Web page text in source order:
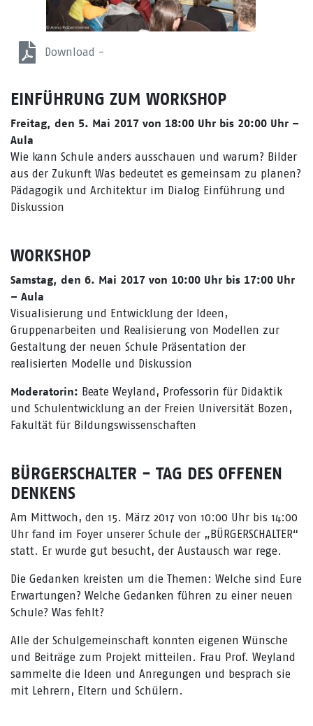
Download -
EINFÜHRUNG ZUM WORKSHOP
Freitag, den 5. Mai 2017 von 18:00 Uhr bis 20:00 Uhr –
Aula
Wie kann Schule anders ausschauen und warum? Bilder
aus der Zukunft Was bedeutet es gemeinsam zu planen?
Pädagogik und Architektur im Dialog Einführung und
Diskussion
WORKSHOP
Samstag, den 6. Mai 2017 von 10:00 Uhr bis 17:00 Uhr
– Aula
Visualisierung und Entwicklung der Ideen,
Gruppenarbeiten und Realisierung von Modellen zur
Gestaltung der neuen Schule Präsentation der
realisierten Modelle und Diskussion
Moderatorin: Beate Weyland, Professorin für Didaktik
und Schulentwicklung an der Freien Universität Bozen,
Fakultät für Bildungswissenschaften
BÜRGERSCHALTER - TAG DES OFFENEN
DENKENS
Am Mittwoch, den 15. März 2017 von 10:00 Uhr bis 14:00
Uhr fand im Foyer unserer Schule der „BÜRGERSCHALTER“
statt. Er wurde gut besucht, der Austausch war rege.
Die Gedanken kreisten um die Themen: Welche sind Eure
Erwartungen? Welche Gedanken führen zu einer neuen
Schule? Was fehlt?
Alle der Schulgemeinschaft konnten eigenen Wünsche
und Beiträge zum Projekt mitteilen. Frau Prof. Weyland
sammelte die Ideen und Anregungen und besprach sie
mit Lehrern, Eltern und Schülern.